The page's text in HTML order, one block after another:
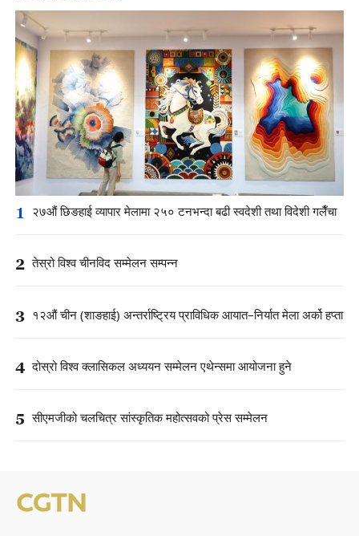
1 २७औं छिङहाई व्यापार मेलामा २५० टनभन्दा बढी स्वदेशी तथा विदेशी गलैँचा
2 तेस्रो विश्व चीनविद सम्मेलन सम्पन्न
3 १२औं चीन (शाङहाई) अन्तर्राष्ट्रिय प्राविधिक आयात–निर्यात मेला अर्को हप्ता
4 दोस्रो विश्व क्लासिकल अध्ययन सम्मेलन एथेन्समा आयोजना हुने
5 सीएमजीको चलचित्र सांस्कृतिक महोत्सवको प्रेस सम्मेलन